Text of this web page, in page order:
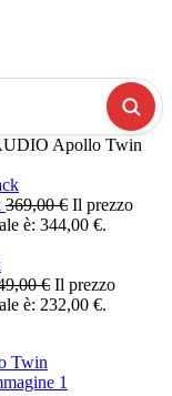
Apollo Twin
369,00€ Il prezzo
è: 344,00 €.
€ Il prezzo
è: 232,00 €.